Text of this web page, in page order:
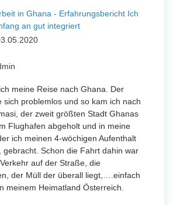
Sammeln
Engagieren
in Ghana - Erfahrungsbericht Ich
an gut integriert
meine Reise nach Ghana. Der
sich problemlos und so kam ich nach
der zweit größten Stadt Ghanas
Flughafen abgeholt und in meine
ich meinen 4-wöchigen Aufenthalt
gebracht. Schon die Fahrt dahin war
auf der Straße, die
der Müll der überall liegt,….einfach
meinem Heimatland Österreich.